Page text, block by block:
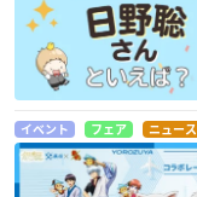
イベント フェア ニュース